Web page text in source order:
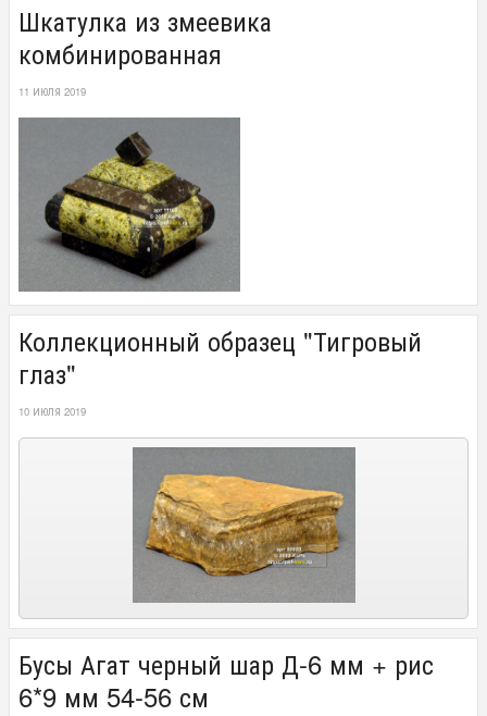
Шкатулка из змеевика
комбинированная
11 ИЮЛЯ 2019
Коллекционный образец "Тигровый
глаз"
10 ИЮЛЯ 2019
Бусы Агат черный шар Д-6 мм + рис
6*9 мм 54-56 см